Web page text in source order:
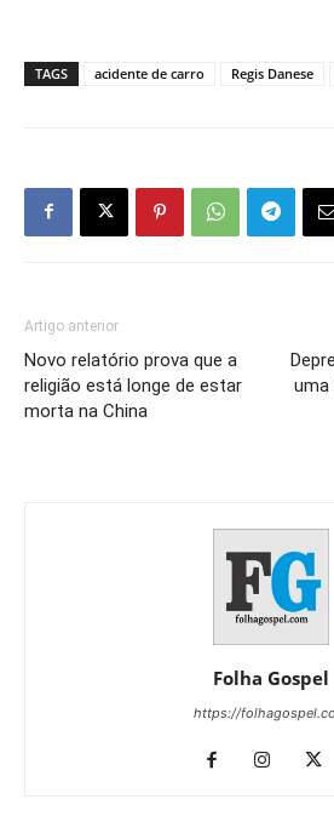
TAGS acidente de carro Regis Danese
Artigo anterior
Novo relatório prova que a
religião está longe de estar
morta na China
uma
Folha Gospel
https://